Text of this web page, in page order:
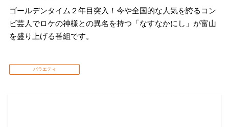
ゴールデンタイム２年目突入！今や全国的な人気を誇るコン
ビ芸人でロケの神様との異名を持つ「なすなかにし」が富山
を盛り上げる番組です。
バラエティ